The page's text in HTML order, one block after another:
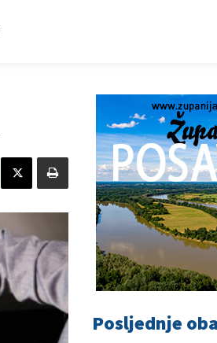
Posljednje